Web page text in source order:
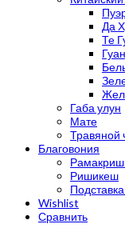
Да
Те
Габа улун
Мате
Травяной
Благовония
Ришикеш
Wishlist
Сравнить